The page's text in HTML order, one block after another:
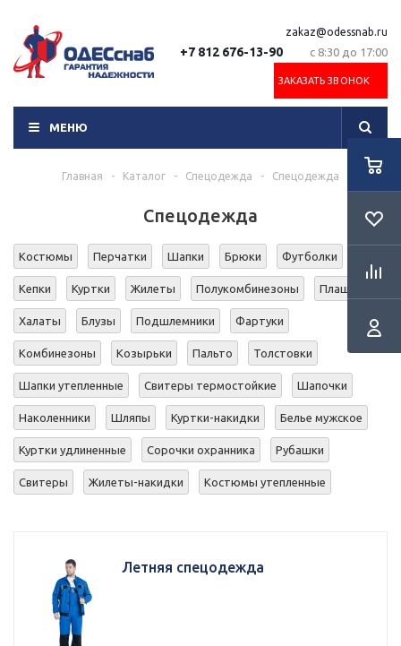
+7 812 676-13-90
zakaz@odessnab.ru
с 8:30 до 17:00
ЗАКАЗАТЬ ЗВОНОК
МЕНЮ
Главная - Каталог - Спецодежда - Спецодежда
Спецодежда
Костюмы Перчатки Шапки Брюки Футболки
Кепки Куртки Жилеты Полукомбинезоны Плащи
Халаты Блузы Подшлемники Фартуки
Комбинезоны Козырьки Пальто Толстовки
Шапки утепленные Свитеры термостойкие Шапочки
Наколенники Шляпы Куртки-накидки Белье мужское
Куртки удлиненные Сорочки охранника Рубашки
Свитеры Жилеты-накидки Костюмы утепленные
Летняя спецодежда